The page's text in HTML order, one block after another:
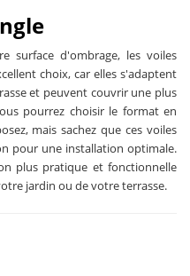
surface d'ombrage, les voiles
choix, car elles s'adaptent
et peuvent couvrir une plus
pourrez choisir le format en
mais sachez que ces voiles
pour une installation optimale.
plus pratique et fonctionnelle
jardin ou de votre terrasse.